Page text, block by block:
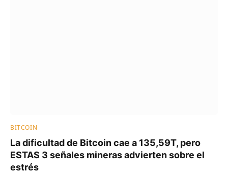
BITCOIN
La dificultad de Bitcoin cae a 135,59T, pero
ESTAS 3 señales mineras advierten sobre el
estrés